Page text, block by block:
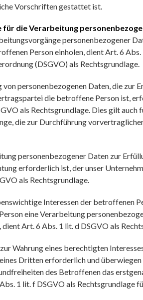
Vorschriften gestattet ist.
für die Verarbeitung
personenbezogener
Person einholen, dient Art. 6 Abs.
(DSGVO) als Rechtsgrundlage.
personenbezogenen Daten, die zur
die betroffene Person ist,
als Rechtsgrundlage. Dies gilt auch
die zur Durchführung
personenbezogener Daten zur
erforderlich ist, der unser
als Rechtsgrundlage.
Interessen der betroffenen
eine Verarbeitung
Art. 6 Abs. 1 lit. d DSGVO als
Wahrung eines berechtigten
Dritten erforderlich und überwiegen
des Betroffenen das
1 lit. f DSGVO als Rechtsgrundlage